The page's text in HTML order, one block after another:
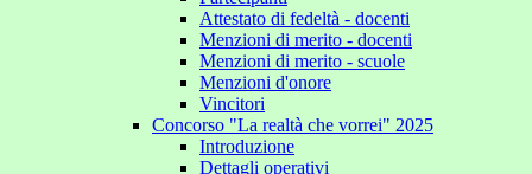
Attestato di fedeltà - docenti
Menzioni di merito - docenti
Menzioni di merito - scuole
Menzioni d'onore
Vincitori
Concorso "La realtà che vorrei" 2025
Introduzione
Dettagli operativi